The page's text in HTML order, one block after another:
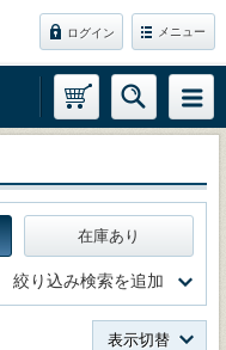
ログイン メニュー
在庫あり
絞り込み検索を追加
表示切替